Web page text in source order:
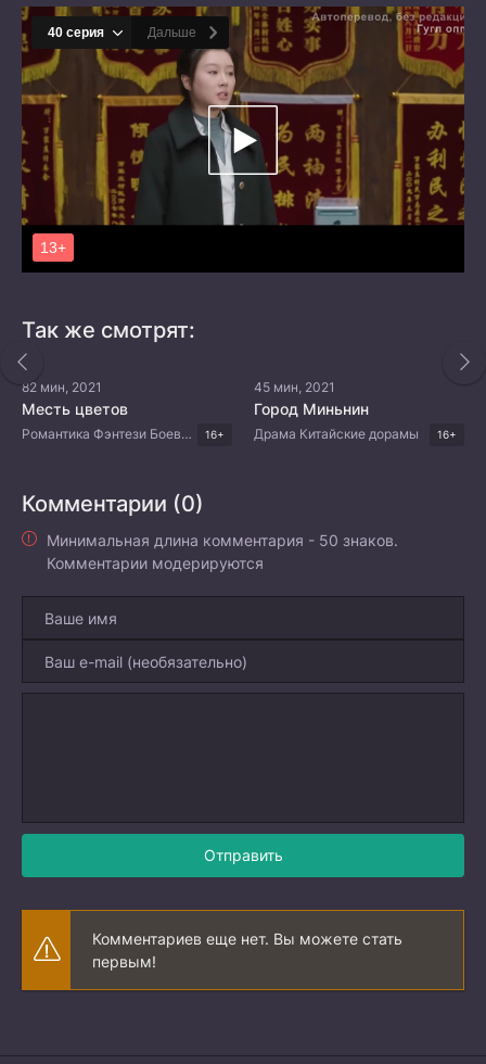
Так же смотрят:
82 мин, 2021
Месть цветов
Романтика Фэнтези Боевые искусства Китайские дорамы 16+
45 мин, 2021
Город Миньнин
Драма Китайские дорамы 16+
Комментарии (0)
Минимальная длина комментария - 50 знаков.
Комментарии модерируются
Отправить
Комментариев еще нет. Вы можете стать
первым!